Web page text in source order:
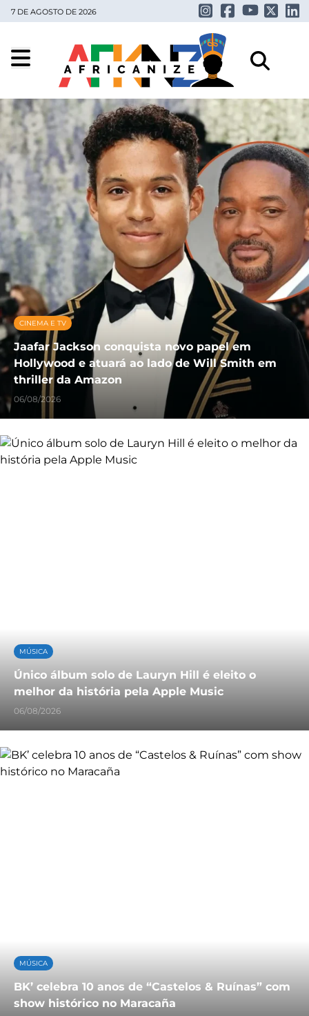
7 DE AGOSTO DE 2026
CINEMA E TV
Jaafar Jackson conquista novo papel em
Hollywood e atuará ao lado de Will Smith em
thriller da Amazon
06/08/2026
MÚSICA
Único álbum solo de Lauryn Hill é eleito o
melhor da história pela Apple Music
06/08/2026
MÚSICA
BK’ celebra 10 anos de “Castelos & Ruínas” com
show histórico no Maracaña